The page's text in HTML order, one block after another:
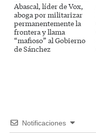
Abascal, líder de Vox,
aboga por militarizar
permanentemente la
frontera y llama
“mafioso” al Gobierno
de Sánchez
Notificaciones